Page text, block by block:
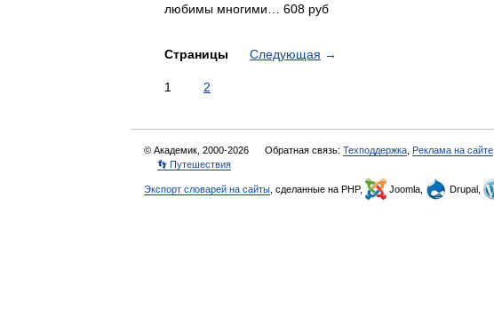
любимы многими… 608 руб
Страницы Следующая →
1 2
© Академик, 2000-2026 Обратная связь: Техподдержка Реклама на сайте
👣 Путешествия
Экспорт словарей на сайты , сделанные на PHP, Joomla, Drupal,